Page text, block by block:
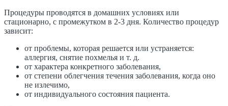
Процедуры проводятся в домашних условиях или
стационарно, с промежутком в 2-3 дня. Количество процедур
зависит:
от проблемы, которая решается или устраняется:
аллергия, снятие похмелья и т. д.
от характера конкретного заболевания,
от степени облегчения течения заболевания, когда оно
не излечимо,
от индивидуального состояния пациента.